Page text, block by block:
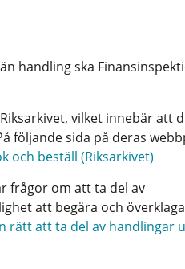
handling ska
vilket innebär att
följande sida på deras
och beställ (Riksarkivet)
frågor om att ta del av
att begära och
rätt att ta del av handlingar